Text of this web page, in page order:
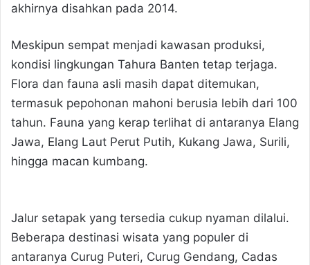
akhirnya disahkan pada 2014.
Meskipun sempat menjadi kawasan produksi,
kondisi lingkungan Tahura Banten tetap terjaga.
Flora dan fauna asli masih dapat ditemukan,
termasuk pepohonan mahoni berusia lebih dari 100
tahun. Fauna yang kerap terlihat di antaranya Elang
Jawa, Elang Laut Perut Putih, Kukang Jawa, Surili,
hingga macan kumbang.
Jalur setapak yang tersedia cukup nyaman dilalui.
Beberapa destinasi wisata yang populer di
antaranya Curug Puteri, Curug Gendang, Cadas